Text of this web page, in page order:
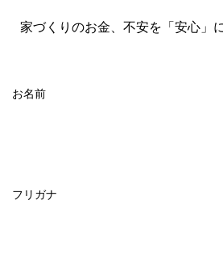
お名前
フリガナ